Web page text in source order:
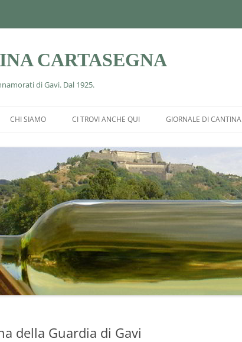
CARTASEGNA
di Gavi. Dal 1925.
al
CHI SIAMO CI TROVI ANCHE QUI GIORNALE DI CANTINA
della Guardia di Gavi